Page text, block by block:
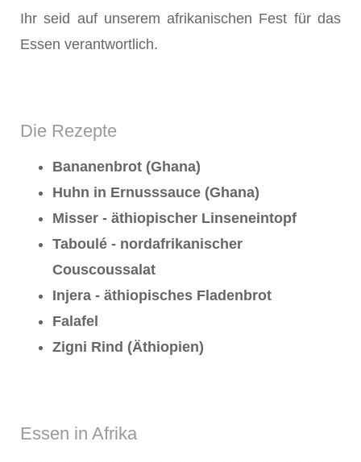
Ihr seid auf unserem afrikanischen Fest für das
Essen verantwortlich.
Die Rezepte
Bananenbrot (Ghana)
Huhn in Ernusssauce (Ghana)
Misser - äthiopischer Linseneintopf
Taboulé - nordafrikanischer
Couscoussalat
Injera - äthiopisches Fladenbrot
Falafel
Zigni Rind (Äthiopien)
Essen in Afrika